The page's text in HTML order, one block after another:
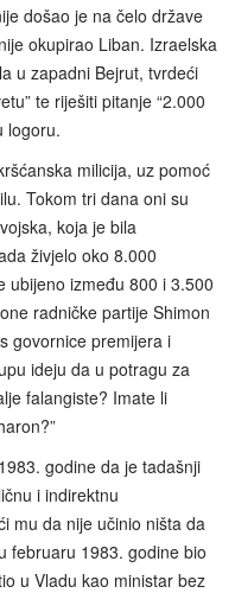
došao je na čelo države
okupirao Liban. Izraelska
u zapadni Bejrut, tvrdeći
te riješiti pitanje “2.000
logoru.
milicija, uz pomoć
Tokom tri dana oni su
koja je bila
živjelo oko 8.000
ubijeno između 800 i 3.500
radničke partije Shimon
govornice premijera i
ideju da u potragu za
falangiste? Imate li
godine da je tadašnji
i indirektnu
mu da nije učinio ništa da
februaru 1983. godine bio
u Vladu kao ministar bez